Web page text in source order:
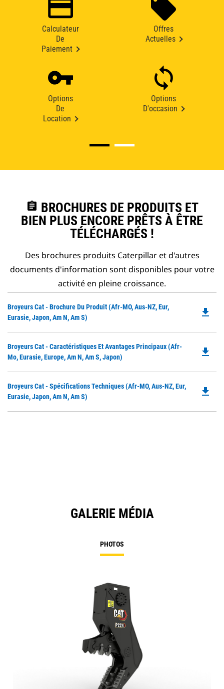
Calculateur
De
Paiement
Offres
Actuelles
Options
De
Location
Options
D'occasion
assignment BROCHURES DE PRODUITS ET
BIEN PLUS ENCORE PRÊTS À ÊTRE
TÉLÉCHARGÉS !
Des brochures produits Caterpillar et d'autres
documents d'information sont disponibles pour votre
activité en pleine croissance.
Broyeurs Cat - Brochure Du Produit (Afr-MO, Aus-NZ, Eur,
Eurasie, Japon, Am N, Am S)
file_download
Broyeurs Cat - Caractéristiques Et Avantages Principaux (Afr-
Mo, Eurasie, Europe, Am N, Am S, Japon)
file_download
Broyeurs Cat - Spécifications Techniques (Afr-MO, Aus-NZ, Eur,
Eurasie, Japon, Am N, Am S)
file_download
GALERIE MÉDIA
PHOTOS